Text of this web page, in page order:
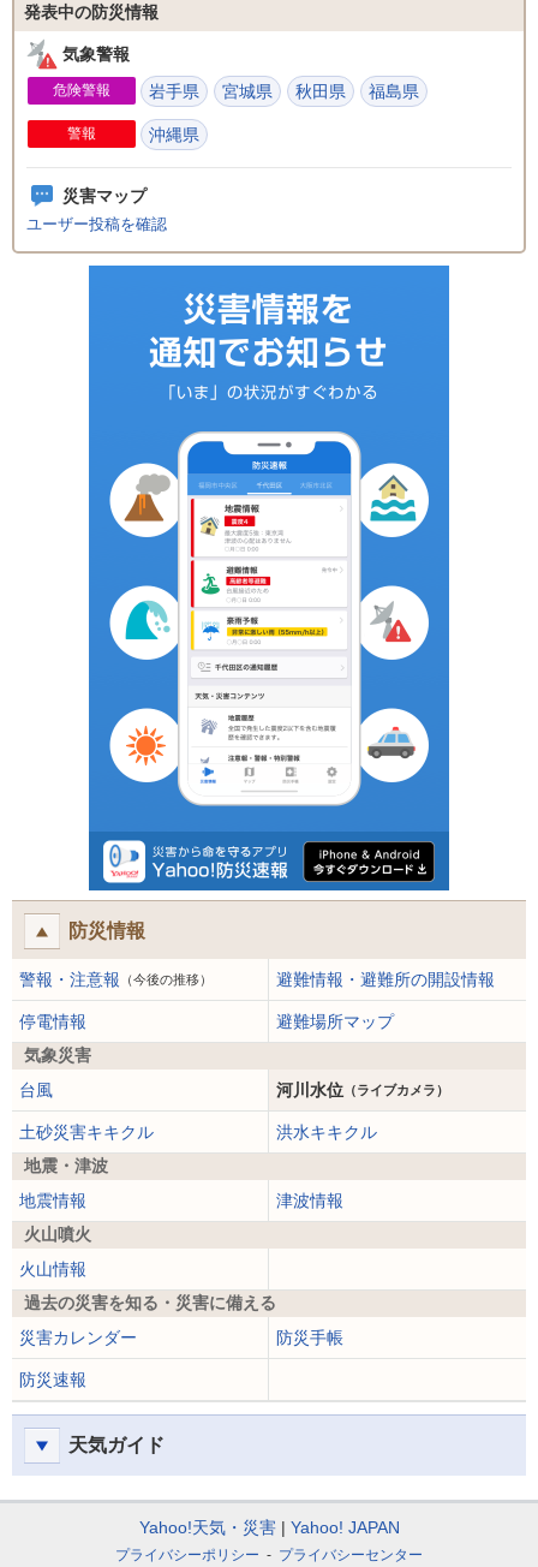
発表中の防災情報
気象警報
危険警報 岩手県 宮城県 秋田県 福島県
警報 沖縄県
災害マップ
ユーザー投稿を確認
防災情報
警報・注意報 （今後の推移） 避難情報・避難所の開設情報
停電情報
避難場所マップ
気象災害
台風
河川水位 （ライブカメラ）
土砂災害キキクル
洪水キキクル
地震・津波
地震情報
津波情報
火山噴火
火山情報
過去の災害を知る・災害に備える
災害カレンダー
防災手帳
防災速報
天気ガイド
Yahoo!天気・災害 Yahoo! JAPAN
プライバシーポリシー プライバシーセンター